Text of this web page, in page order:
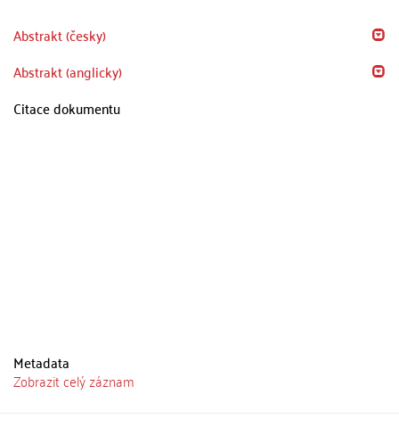
Abstrakt (česky)
Abstrakt (anglicky)
Citace dokumentu
Metadata
Zobrazit celý záznam